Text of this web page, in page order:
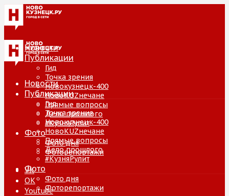
Новости
Публикации
Гид
Точка зрения
Новокузнецк-400
НовоKUZнечане
Прямые вопросы
Дело прошлого
#КузняРулит
Фото
Фото дня
Фоторепортажи
VK
ОК
Youtube
Новости
Публикации
Гид
Точка зрения
Новокузнецк-400
НовоKUZнечане
Прямые вопросы
Дело прошлого
#КузняРулит
Фото
Фото дня
Фоторепортажи